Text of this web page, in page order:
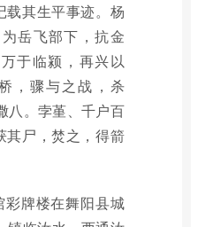
载其生平事迹。杨
岳飞部下，抗金
于临颍，再兴以
，骤与之战，杀
八。孛堇、千户百
其尸，焚之，得箭
彩牌楼在舞阳县城